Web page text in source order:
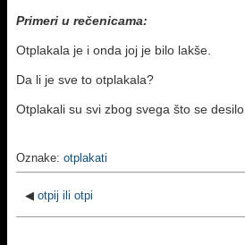
Primeri u rečenicama:
Otplakala je i onda joj je bilo lakše.
Da li je sve to otplakala?
Otplakali su svi zbog svega što se desilo.
Oznake: otplakati
◀ otpij ili otpi